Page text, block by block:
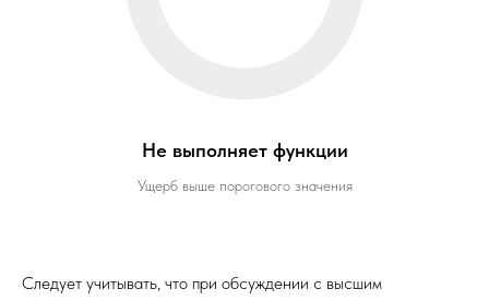
Не выполняет функции
Ущерб выше порогового значения
Следует учитывать, что при обсуждении с высшим